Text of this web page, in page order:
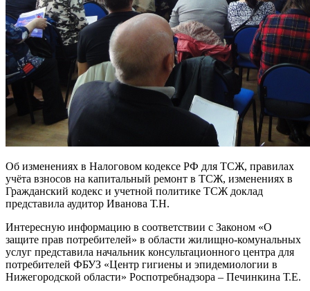
Об изменениях в Налоговом кодексе РФ для ТСЖ, правилах
учёта взносов на капитальный ремонт в ТСЖ, изменениях в
Гражданский кодекс и учетной политике ТСЖ доклад
представила аудитор Иванова Т.Н.
Интересную информацию в соответствии с Законом «О
защите прав потребителей» в области жилищно-комунальных
услуг представила начальник консультационного центра для
потребителей ФБУЗ «Центр гигиены и эпидемиологии в
Нижегородской области» Роспотребнадзора – Печинкина Т.Е.